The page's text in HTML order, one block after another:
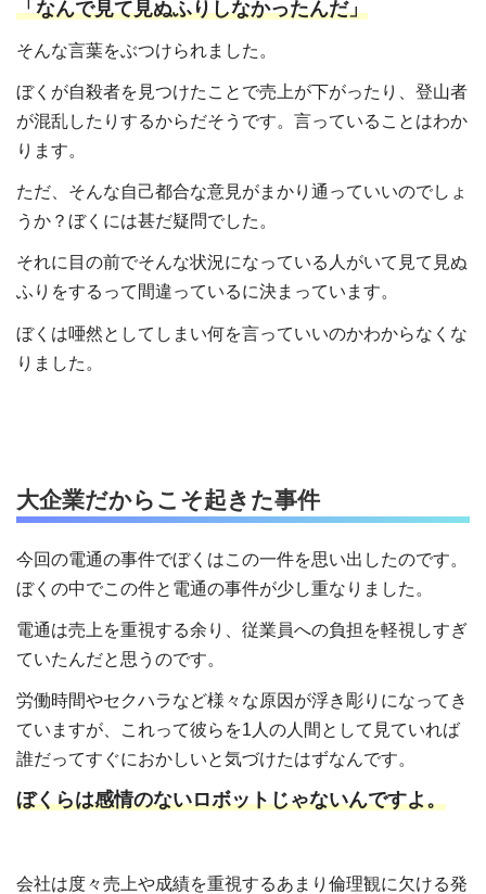
「なんで見て見ぬふりしなかったんだ」
そんな言葉をぶつけられました。
ぼくが自殺者を見つけたことで売上が下がったり、登山者
が混乱したりするからだそうです。言っていることはわか
ります。
ただ、そんな自己都合な意見がまかり通っていいのでしょ
うか？ぼくには甚だ疑問でした。
それに目の前でそんな状況になっている人がいて見て見ぬ
ふりをするって間違っているに決まっています。
ぼくは唖然としてしまい何を言っていいのかわからなくな
りました。
大企業だからこそ起きた事件
今回の電通の事件でぼくはこの一件を思い出したのです。
ぼくの中でこの件と電通の事件が少し重なりました。
電通は売上を重視する余り、従業員への負担を軽視しすぎ
ていたんだと思うのです。
労働時間やセクハラなど様々な原因が浮き彫りになってき
ていますが、これって彼らを1 人の人間として見ていれば
誰だってすぐにおかしいと気づけたはずなんです。
ぼくらは感情のないロボットじゃないんですよ。
会社は度々売上や成績を重視するあまり倫理観に欠ける発